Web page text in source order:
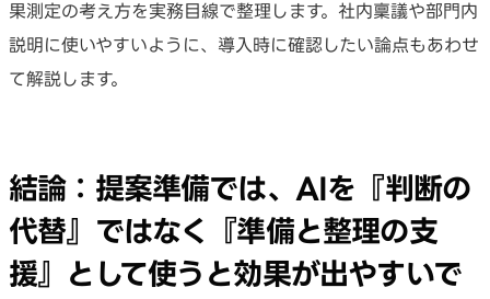
果測定の考え方を実務目線で整理します。社内稟議や部門内
説明に使いやすいように、導入時に確認したい論点もあわせ
て解説します。
結論：提案準備では、AIを『判断の
代替』ではなく『準備と整理の支
援』として使うと効果が出やすいで